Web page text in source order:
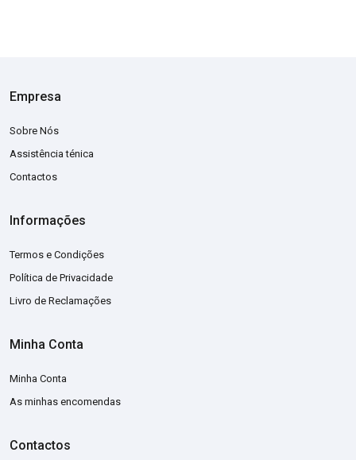
Empresa
Sobre Nós
Assistência ténica
Contactos
Informações
Termos e Condições
Política de Privacidade
Livro de Reclamações
Minha Conta
Minha Conta
As minhas encomendas
Contactos